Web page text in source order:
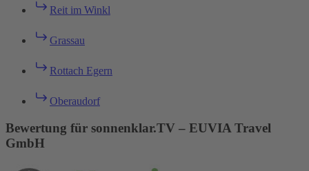
Reit im Winkl
Grassau
Rottach Egern
Oberaudorf
Bewertung für sonnenklar.TV – EUVIA Travel
GmbH